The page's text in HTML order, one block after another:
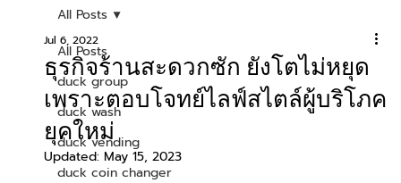
All Posts
duck group
duck wash
duck vending
duck coin changer
All Posts
ธุรกิจร้านสะดวกซัก ยังโตไม่หยุด
เพราะตอบโจทย์ไลฟ์สไตล์ผู้บริโภค
ยุคใหม่
Jul 6, 2022
Updated: May 15, 2023